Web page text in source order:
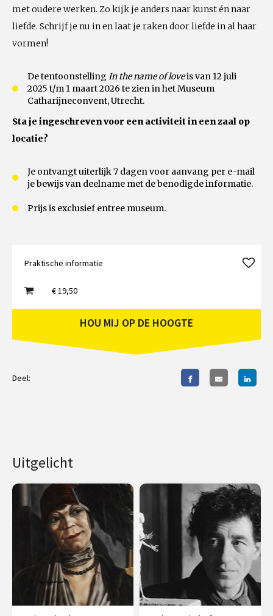
met oudere werken. Zo kijk je anders naar kunst én naar
liefde. Schrijf je nu in en laat je raken door liefde in al haar
vormen!
De tentoonstelling In the name of loveis van 12 juli
2025 t/m 1 maart 2026 te zien in het Museum
Catharijneconvent, Utrecht.
Sta je ingeschreven voor een activiteit in een zaal op
locatie?
Je ontvangt uiterlijk 7 dagen voor aanvang per e-mail
je bewijs van deelname met de benodigde informatie.
Prijs is exclusief entree museum.
Praktische informatie
€ 19,50
HOU MIJ OP DE HOOGTE
Deel:
Uitgelicht